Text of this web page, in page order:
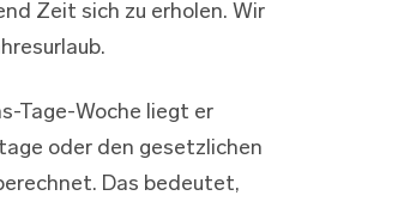
Zeit sich zu erholen. Wir
Tage-Woche liegt er
oder den gesetzlichen
Das bedeutet,